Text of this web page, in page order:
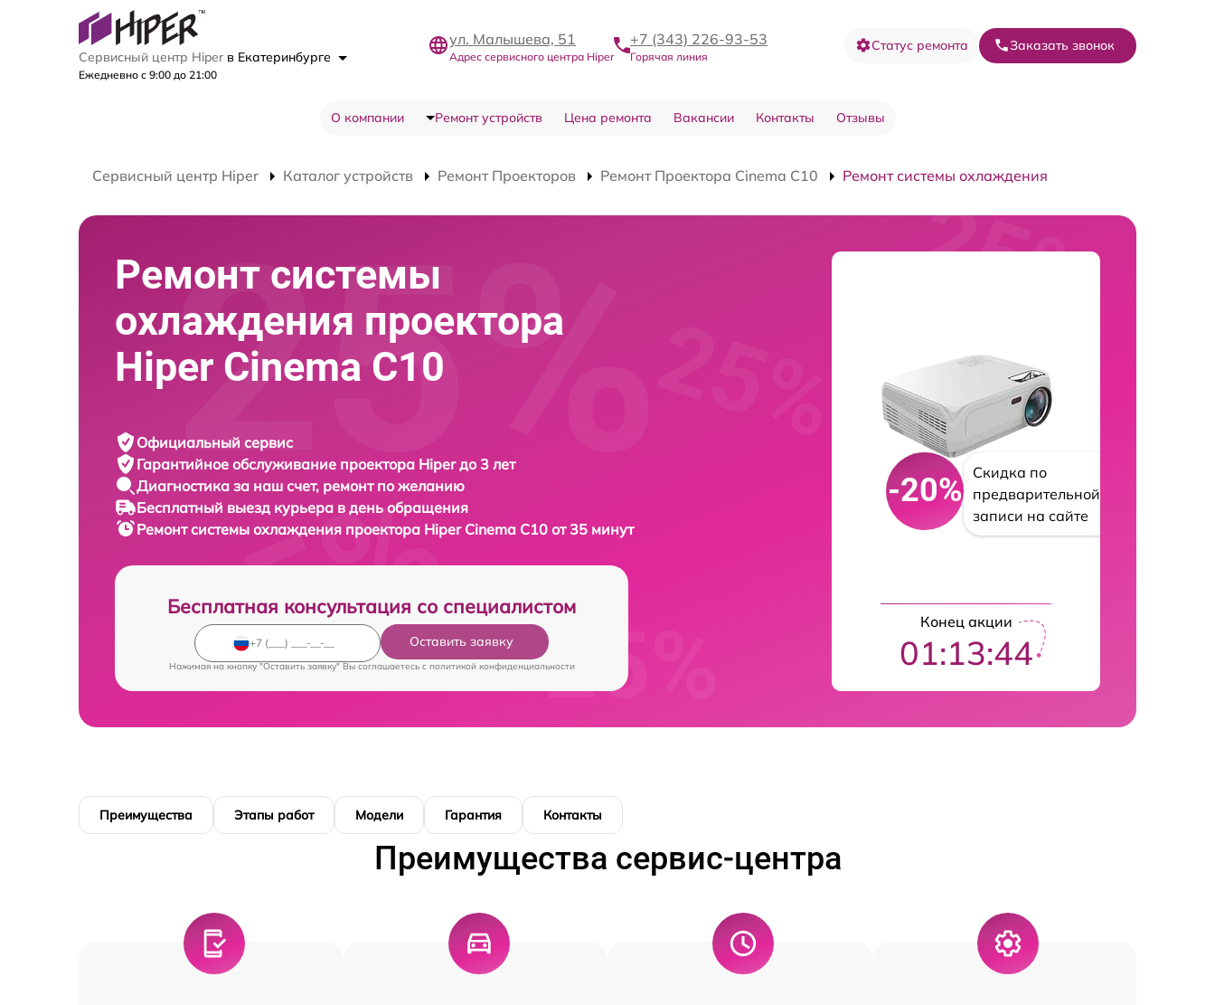
Сервисный центр Hiper в Екатеринбурге
Ежедневно с 9:00 до 21:00
ул. Малышева, 51
Адрес сервисного центра Hiper
+7 (343) 226-93-53
Горячая линия
Статус ремонта Заказать звонок
О компании Ремонт устройств Цена ремонта Вакансии Контакты Отзывы
Сервисный центр Hiper Каталог устройств Ремонт Проекторов Ремонт Проектора Cinema C10 Ремонт системы охлаждения
Ремонт системы
охлаждения проектора
Hiper Cinema C10
Официальный сервис
Гарантийное обслуживание проектора Hiper до 3 лет
Диагностика за наш счет, ремонт по желанию
Бесплатный выезд курьера в день обращения
Ремонт системы охлаждения проектора Hiper Cinema C10 от 35 минут
Бесплатная консультация со специалистом
Оставить заявку
Нажимая на кнопку "Оставить заявку" Вы соглашаетесь c политикой конфиденциальности
-20%
Скидка по
предварительной
записи на сайте
Конец акции
01:13:43
Преимущества Этапы работ Модели Гарантия Контакты
Преимущества сервис-центра